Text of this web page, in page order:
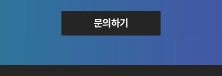
문의하기